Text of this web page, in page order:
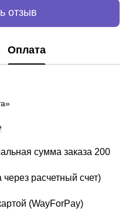
отзыв
Оплата
сумма заказа 200
расчетный счет)
(WayForPay)